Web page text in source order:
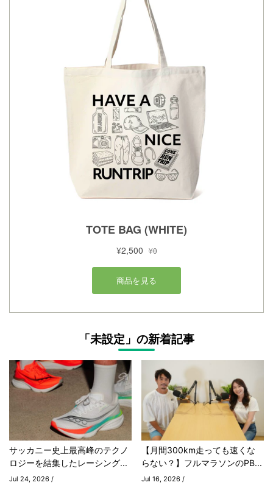
「未設定」の新着記事
サッカニー史上最高峰のテクノ
ロジーを結集したレーシング...
Jul 24, 2026 /
【月間300km走っても速くな
らない？】フルマラソンのPB...
Jul 16, 2026 /